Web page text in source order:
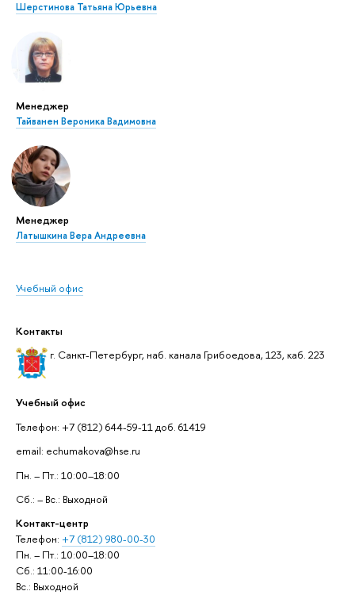
Шерстинова Татьяна Юрьевна
Менеджер
Тайванен Вероника Вадимовна
Менеджер
Латышкина Вера Андреевна
Учебный офис
Контакты
г. Санкт-Петербург, наб. канала Грибоедова, 123, каб. 223
Учебный офис
Телефон: +7 (812) 644-59-11 доб. 61419
email: echumakova@hse.ru
Пн. – Пт.: 10:00–18:00
Сб.: – Вс.: Выходной
Контакт-центр
Телефон: +7 (812) 980-00-30
Пн. – Пт.: 10:00–18:00
Сб.: 11:00-16:00
Вс.: Выходной